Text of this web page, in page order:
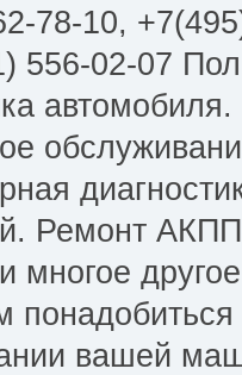
78-10,
556-02-07
Ремонт
многое
понадобиться
вашей